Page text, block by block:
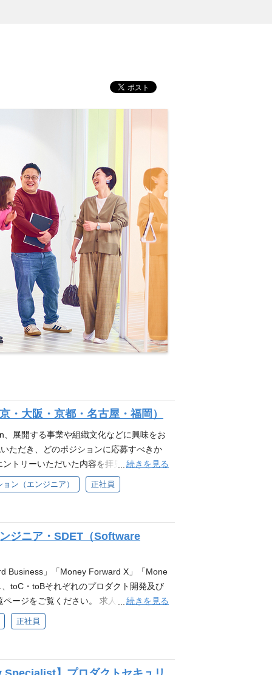
・大阪・京都・名古屋・福岡）
展開する事業や組織文化などに興味をお
ただき、どのポジションに応募すべきか
トリーいただいた内容を拝見し、ご経
せていただきます。 業務内容 配属部署に
定しております。 toB SaaSプロダクト開
の価値提供をしています） toCプロダク
ロダクトなど） 社内インフラ/セキュリテ
）でのエンジニアリング 各プロダクト
プロダクトのテックリード業務 各プロダ
ジニアリングマネージャー バック
ンジニア（iOS・Android） SRE セキュ
ンジニア 機械学習エンジニア（MLエン
は多岐にございます 求めるスキル・経験
ポジションの詳細情報についてはこちら
英語力（エンジニア組織は英語化を進め
続きを見る
ン（エンジニア） 正社員
ジニア・SDET（Software
Business」「Money Forward X」「Mone
toC・toBそれぞれのプロダクト開発及び
ージをご覧ください。 求人概要 マネー
う「QAエンジニアポジション」におい
ような役割や担当業務があるか話を聞い
ジションとしてエントリーを受け付けて
考を通過した方には、ご希望とご経歴に
続きを見る
正社員